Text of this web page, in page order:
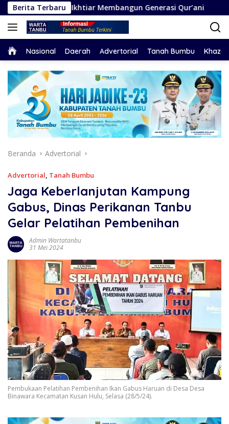
Langsung
ke
konten
Berita Terbaru
Ikhtiar Membangun Generasi Qur’ani Bupati Andi
HomeNasional Daerah Advertorial Tanah Bumbu
Beranda Advertorial
Advertorial, Tanah Bumbu
Jaga Keberlanjutan Kampung
Gabus, Dinas Perikanan Tanbu
Gelar Pelatihan Pembenihan
Admin Wartatanbu
31 Mei 2024
Pembukaan Pelatihan Pembenihan Ikan Gabus Haruan di Desa Desa
Binawara Kecamatan Kusan Hulu, Selasa (28/5/24).